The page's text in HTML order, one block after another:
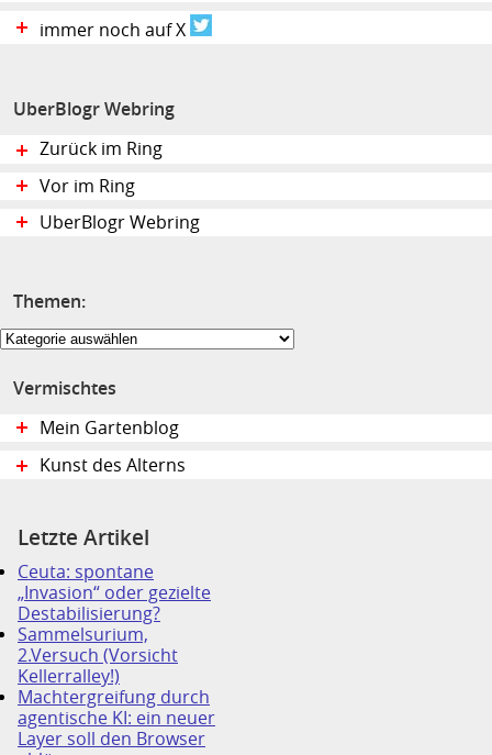
immer noch auf X
UberBlogr Webring
Zurück im Ring
Vor im Ring
UberBlogr Webring
Themen:
Themen:
Vermischtes
Mein Gartenblog
Kunst des Alterns
Letzte Artikel
Ceuta: spontane
„Invasion“ oder gezielte
Destabilisierung?
Sammelsurium,
2.Versuch (Vorsicht
Kellerralley!)
Machtergreifung durch
agentische KI: ein neuer
Layer soll den Browser